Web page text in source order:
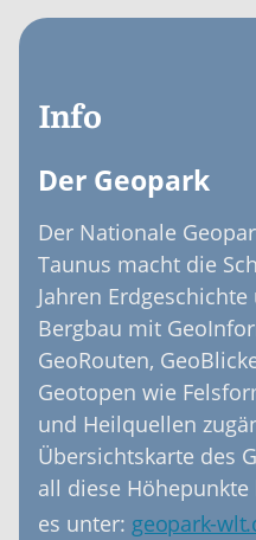
Info
Der Geopark
Der Nationale
Taunus macht die
Jahren Erdgeschichte
Bergbau mit
GeoRouten,
Geotopen wie
und Heilquellen
Übersichtskarte des
all diese
es unter: geopark-